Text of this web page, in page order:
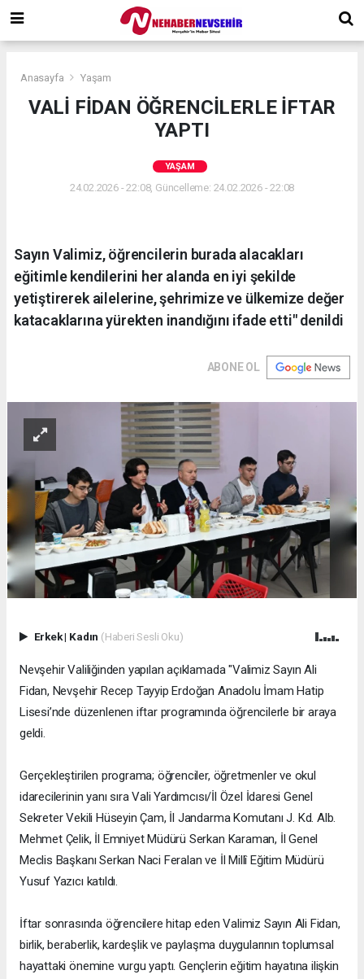
Anasayfa Yaşam
VALİ FİDAN ÖĞRENCİLERLE İFTAR
YAPTI
YAŞAM
24.02.2026 - 22:08, Güncelleme: 24.02.2026 - 22:08
Sayın Valimiz, öğrencilerin burada alacakları
eğitimle kendilerini her alanda en iyi şekilde
yetiştirerek ailelerine, şehrimize ve ülkemize değer
katacaklarına yürekten inandığını ifade etti" denildi
ABONE OL
Erkek| Kadın (Haberi Sesli Oku)
Nevşehir Valiliğinden yapılan açıklamada "Valimiz Sayın Ali
Fidan, Nevşehir Recep Tayyip Erdoğan Anadolu İmam Hatip
Lisesi’nde düzenlenen iftar programında öğrencilerle bir araya
geldi.
Gerçekleştirilen programa; öğrenciler, öğretmenler ve okul
idarecilerinin yanı sıra Vali Yardımcısı/İl Özel İdaresi Genel
Sekreter Vekili Hüseyin Çam, İl Jandarma Komutanı J. Kd. Alb.
Mehmet Çelik, İl Emniyet Müdürü Serkan Karaman, İl Genel
Meclis Başkanı Serkan Naci Feralan ve İl Millî Eğitim Müdürü
Yusuf Yazıcı katıldı.
İftar sonrasında öğrencilere hitap eden Valimiz Sayın Ali Fidan,
birlik, beraberlik, kardeşlik ve paylaşma duygularının toplumsal
hayattaki önemine vurgu yaptı. Gençlerin eğitim hayatına ilişkin